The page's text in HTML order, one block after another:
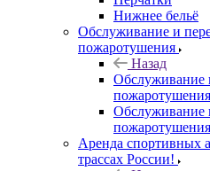
Нижнее бельё
Обслуживание и
пожаротушения
Назад
Обслуживание
пожаротушения
Обслуживание
пожаротушения
Аренда спортивных
трассах России!